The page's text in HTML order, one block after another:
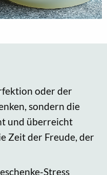
oder der
sondern die
und überreicht
Zeit der Freude, der
Stress